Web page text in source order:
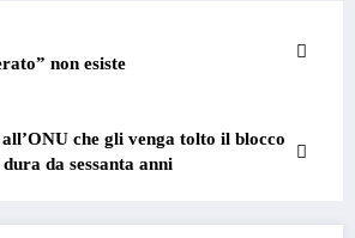
non esiste
che gli venga tolto il blocco
da sessanta anni